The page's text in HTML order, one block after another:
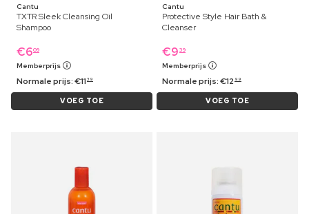
Cantu
TXTR Sleek Cleansing Oil
Shampoo
€609
Memberprijs
Normale prijs:€11 39
VOEG TOE
Cantu
Protective Style Hair Bath &
Cleanser
€9 39
Memberprijs
Normale prijs:€12 99
VOEG TOE